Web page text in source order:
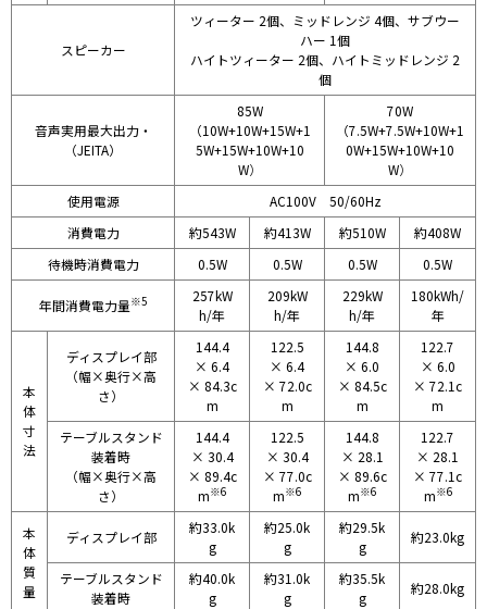
スピーカー
ツィーター 2個、ミッドレンジ 4個、サブウー
ハー 1個
ハイトツィーター 2個、ハイトミッドレンジ 2
個
音声実用最大出力・
（JEITA）
85W
（10W+10W+15W+1
5W+15W+10W+10
W）
70W
（7.5W+7.5W+10W+1
0W+15W+10W+10
W）
使用電源
AC100V 50/60Hz
消費電力
約543W 約413W 約510W
約408W
待機時消費電力
0.5W 0.5W 0.5W 0.5W
年間消費電力量※5
257kW
h/年
209kW
h/年
229kW
h/年
180kWh/
年
本
体
寸
法
ディスプレイ部
（幅×奥行×高
さ）
144.4
× 6.4
× 84.3c
m
122.5
× 6.4
× 72.0c
m
144.8
× 6.0
× 84.5c
m
122.7
× 6.0
× 72.1c
m
テーブルスタンド
装着時
（幅×奥行×高
さ）
144.4
× 30.4
× 89.4c
m※6
122.5
× 30.4
× 77.0c
m※6
144.8
× 28.1
× 89.6c
m※6
122.7
× 28.1
× 77.1c
m※6
本
体
質
量
ディスプレイ部
約33.0k
g
約25.0k
g
約29.5k
g
約23.0kg
テーブルスタンド
装着時
約40.0k
g
約31.0k
g
約35.5k
g
約28.0kg